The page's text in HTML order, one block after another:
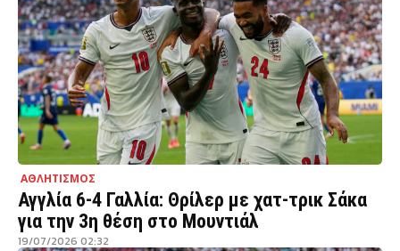
ΑΘΛΗΤΙΣΜΟΣ
Αγγλία 6-4 Γαλλία: Θρίλερ με χατ-τρικ Σάκα
για την 3η θέση στο Μουντιάλ
19/07/2026 02:32